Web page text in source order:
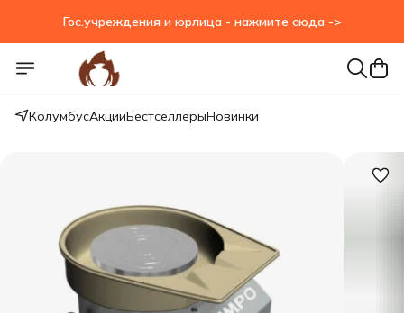
Гос.учреждения и юрлица - нажмите сюда ->
КолумбусАкцииБестселлерыНовинки